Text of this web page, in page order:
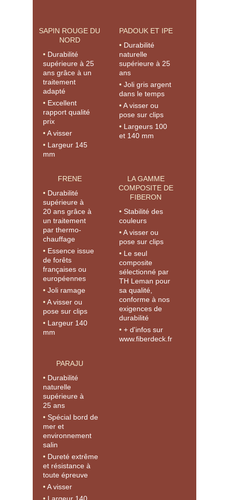
SAPIN ROUGE DU
NORD
Durabilité
supérieure à 25
ans grâce à un
traitement
adapté
Excellent
rapport qualité
prix
A visser
Largeur 145
mm
PADOUK ET IPE
Durabilité
naturelle
supérieure à 25
ans
Joli gris argent
dans le temps
A visser ou
pose sur clips
Largeurs 100
et 140 mm
FRENE
Durabilité
supérieure à
20 ans grâce à
un traitement
par thermo-
chauffage
Essence issue
de forêts
françaises ou
européennes
Joli ramage
A visser ou
pose sur clips
Largeur 140
mm
LA GAMME
COMPOSITE DE
FIBERON
Stabilité des
couleurs
A visser ou
pose sur clips
Le seul
composite
sélectionné par
TH Leman pour
sa qualité,
conforme à nos
exigences de
durabilité
+ d'infos sur
www.fiberdeck.fr
PARAJU
Durabilité
naturelle
supérieure à
25 ans
Spécial bord de
mer et
environnement
salin
Dureté extrême
et résistance à
toute épreuve
A visser
Largeur 140